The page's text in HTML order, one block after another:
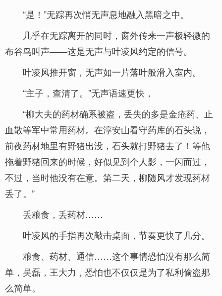
“是！”无踪再次悄无声息地融入黑暗之中。
几乎在无踪离开的同时，窗外传来一声极轻微的
布谷鸟叫声——这是无声与叶凌风约定的信号。
叶凌风推开窗，无声如一片落叶般滑入室内。
“主子，查清了。”无声语速更快，
“柳大夫的药材确系被盗，丢失的多是金疮药、止
血散等军中常用药材。在淳安山看守药库的石头说，
前夜药材地里有野猪出没，石头就打野猪去了！等他
拖着野猪回来的时候，好似见到个人影，一闪而过，
不过，当时他没有在意。第二天，柳随风才发现药材
丢了。”
丢粮食，丢药材……
叶凌风的手指再次敲击桌面，节奏更快了几分。
粮食、药材、通信……这个事情恐怕没有那么简
单，吴磊，王大力，恐怕也不仅仅是为了私利偷盗那
么简单。